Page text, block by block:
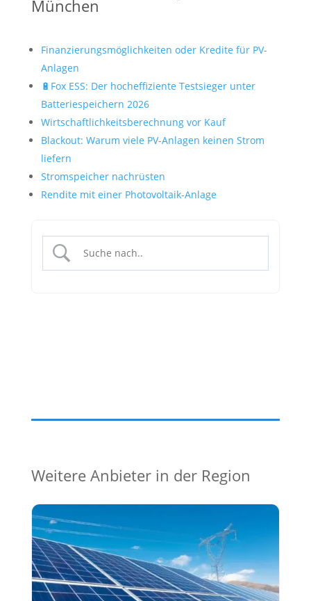
München
Finanzierungsmöglichkeiten oder Kredite für PV-
Anlagen
🔋Fox ESS: Der hocheffiziente Testsieger unter
Batteriespeichern 2026
Wirtschaftlichkeitsberechnung vor Kauf
Blackout: Warum viele PV-Anlagen keinen Strom
liefern
Stromspeicher nachrüsten
Rendite mit einer Photovoltaik-Anlage
Weitere Anbieter in der Region